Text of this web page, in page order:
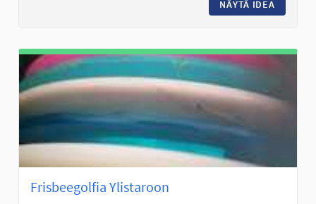
NÄYTÄ IDEA
Frisbeegolfia Ylistaroon